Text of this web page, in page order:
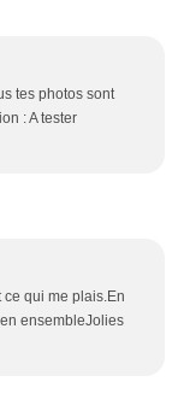
tes photos sont
: A tester
qui me plais.En
ensembleJolies